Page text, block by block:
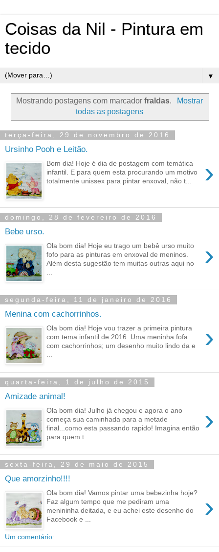
Coisas da Nil - Pintura em
tecido
▼
Mostrando postagens com marcadorfraldas.
Mostrar
todas as postagens
terça-feira, 29 de novembro de 2016
Ursinho Pooh e Leitão.
›
Bom dia! Hoje é dia de postagem com temática
infantil. E para quem esta procurando um motivo
totalmente unissex para pintar enxoval, não t...
domingo, 28 de fevereiro de 2016
Bebe urso.
›
Ola bom dia! Hoje eu trago um bebê urso muito
fofo para as pinturas em enxoval de meninos.
Além desta sugestão tem muitas outras aqui no
segunda-feira, 11 de janeiro de 2016
Menina com cachorrinhos.
›
Ola bom dia! Hoje vou trazer a primeira pintura
com tema infantil de 2016. Uma meninha fofa
com cachorrinhos; um desenho muito lindo da e
quarta-feira, 1 de julho de 2015
Amizade animal!
›
Ola bom dia! Julho já chegou e agora o ano
começa sua caminhada para a metade
final...como esta passando rapido! Imagina então
para quem t...
sexta-feira, 29 de maio de 2015
Que amorzinho!!!!
›
Ola bom dia! Vamos pintar uma bebezinha hoje?
Faz algum tempo que me pediram uma
menininha deitada, e eu achei este desenho do
Facebook e ...
Um comentário: